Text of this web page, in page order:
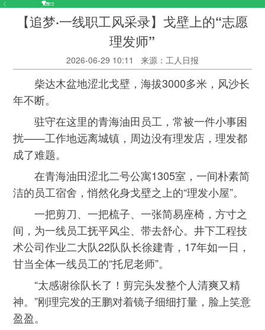
【追梦·一线职工风采录】戈壁上的“志愿
理发师”
2026-06-29 10:11 来源：工人日报
柴达木盆地涩北戈壁，海拔3000多米，风沙长
年不断。
驻守在这里的青海油田员工，常被一件小事困
扰——工作地远离城镇，周边没有理发店，理发都
成了难题。
在青海油田涩北二号公寓1305室，一间朴素简
洁的员工宿舍，悄然化身戈壁之上的“理发小屋”。
一把剪刀、一把梳子、一张简易座椅，方寸之
间，为一线员工抚平风尘、带去舒心。井下工程技
术公司作业二大队22队队长徐建青，17年如一日，
甘当全体一线员工的“托尼老师”。
“太感谢徐队长了！剪完头发整个人清爽又精
神。”刚理完发的王鹏对着镜子细细打量，脸上笑意
盈盈。